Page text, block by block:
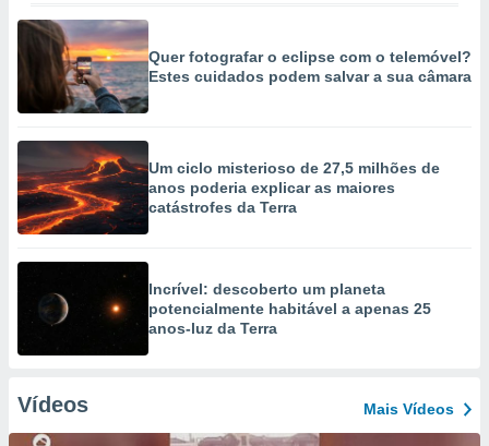
Quer fotografar o eclipse com o telemóvel?
Estes cuidados podem salvar a sua câmara
Um ciclo misterioso de 27,5 milhões de
anos poderia explicar as maiores
catástrofes da Terra
Incrível: descoberto um planeta
potencialmente habitável a apenas 25
anos-luz da Terra
Vídeos Mais Vídeos